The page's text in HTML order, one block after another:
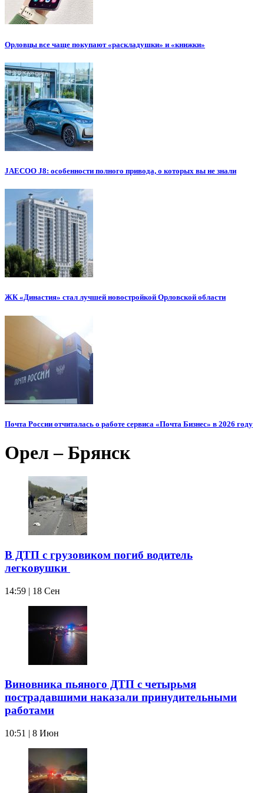
Орловцы все чаще покупают «раскладушки» и «книжки»
JAECOO J8: особенности полного привода, о которых вы не знали
ЖК «Династия» стал лучшей новостройкой Орловской области
Почта России отчиталась о работе сервиса «Почта Бизнес» в 2026 году
Орел – Брянск
В ДТП с грузовиком погиб водитель
легковушки
14:59 | 18 Сен
Виновника пьяного ДТП с четырьмя
пострадавшими наказали принудительными
работами
10:51 | 8 Июн